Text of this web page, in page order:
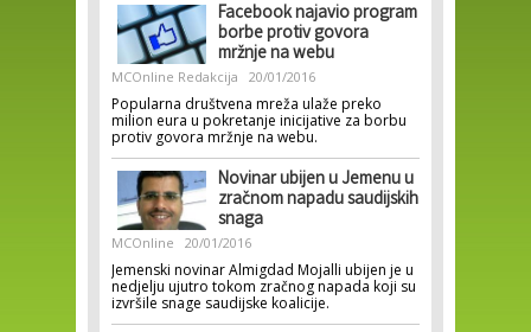
Facebook najavio program
borbe protiv govora
mržnje na webu
MCOnline Redakcija 20/01/2016
Popularna društvena mreža ulaže preko
milion eura u pokretanje inicijative za borbu
protiv govora mržnje na webu.
Novinar ubijen u Jemenu u
zračnom napadu saudijskih
snaga
MCOnline 20/01/2016
Jemenski novinar Almigdad Mojalli ubijen je u
nedjelju ujutro tokom zračnog napada koji su
izvršile snage saudijske koalicije.